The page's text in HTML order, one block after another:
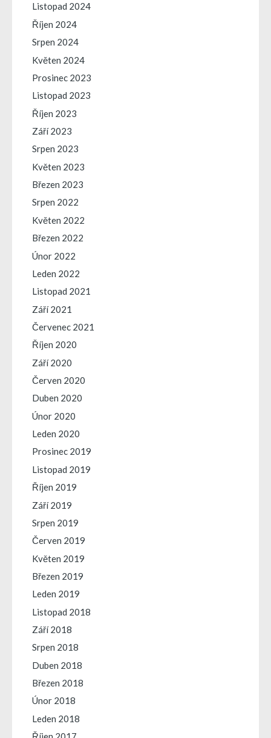
Listopad 2024
Říjen 2024
Srpen 2024
Květen 2024
Prosinec 2023
Listopad 2023
Říjen 2023
Září 2023
Srpen 2023
Květen 2023
Březen 2023
Srpen 2022
Květen 2022
Březen 2022
Únor 2022
Leden 2022
Listopad 2021
Září 2021
Červenec 2021
Říjen 2020
Září 2020
Červen 2020
Duben 2020
Únor 2020
Leden 2020
Prosinec 2019
Listopad 2019
Říjen 2019
Září 2019
Srpen 2019
Červen 2019
Květen 2019
Březen 2019
Leden 2019
Listopad 2018
Září 2018
Srpen 2018
Duben 2018
Březen 2018
Únor 2018
Leden 2018